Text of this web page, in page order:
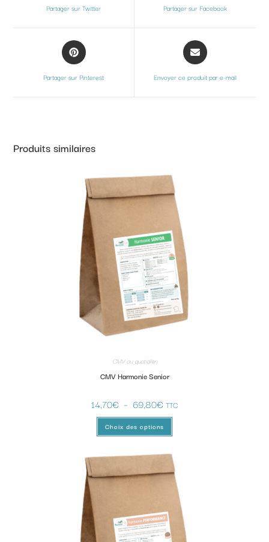
Partager sur Twitter Partager sur Facebook
Partager sur Pinterest Envoyer ce produit par e-mail
Produits similaires
CMV au quotidien
CMV Harmonie Senior
14,70€ – 69,80€ TTC
Choix des options